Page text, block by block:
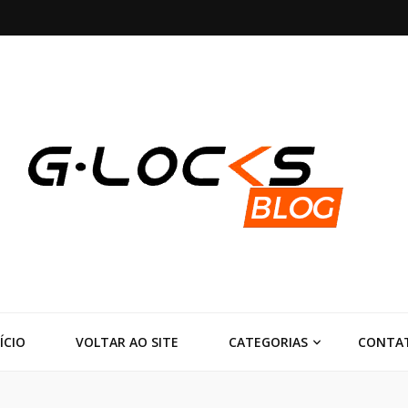
VOLTAR AO SITE CATEGORIAS